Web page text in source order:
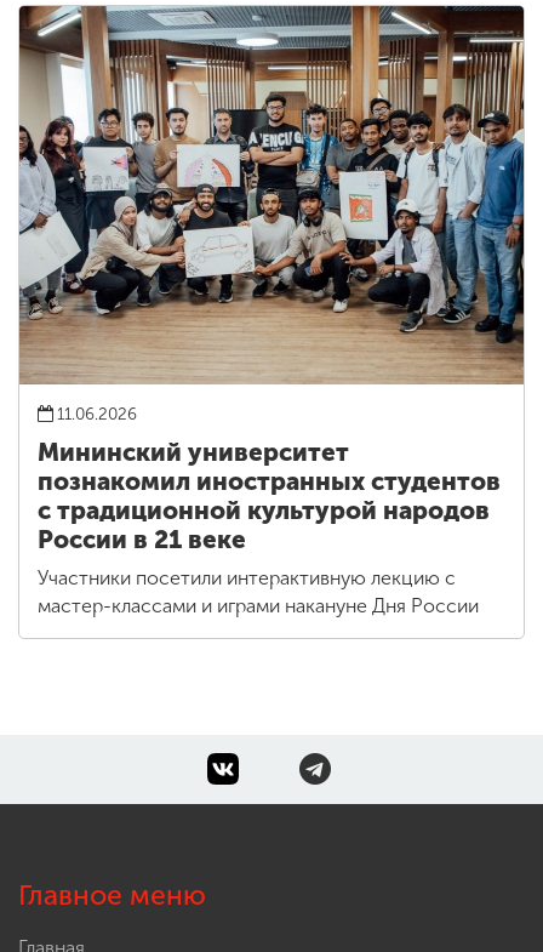
11.06.2026
Мининский университет
познакомил иностранных студентов
с традиционной культурой народов
России в 21 веке
Участники посетили интерактивную лекцию с
мастер-классами и играми накануне Дня России
Главное меню